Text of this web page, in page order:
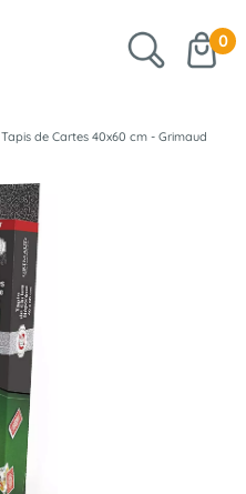
0
Tapis de Cartes 40x60 cm - Grimaud